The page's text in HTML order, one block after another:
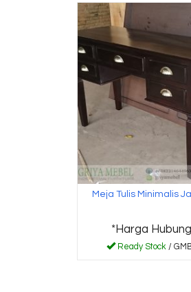
Meja Tulis Minimalis
*Harga
Ready Stock/